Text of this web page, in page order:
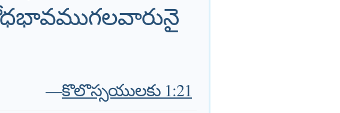
—కొలొస్సయులకు 1:21